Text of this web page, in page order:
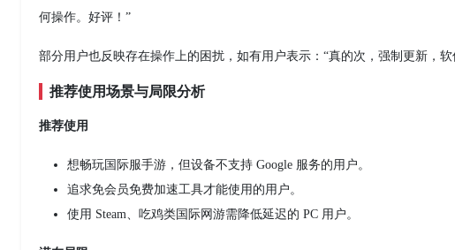
何操作。好评！”
部分用户也反映存在操作上的困扰，如有用户表示：“真的次，强制更新，
推荐使用场景与局限分析
推荐使用
想畅玩国际服手游，但设备不支持 Google 服务的用户。
追求免会员免费加速工具才能使用的用户。
使用 Steam、吃鸡类国际网游需降低延迟的 PC 用户。